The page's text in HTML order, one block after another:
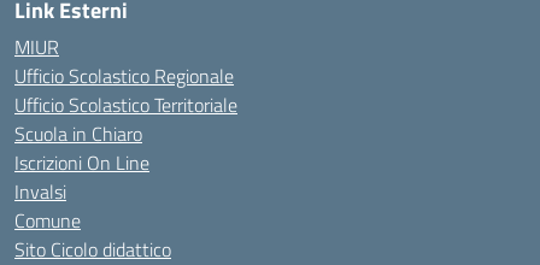
Link Esterni
MIUR
Ufficio Scolastico Regionale
Ufficio Scolastico Territoriale
Scuola in Chiaro
Iscrizioni On Line
Invalsi
Comune
Sito Cicolo didattico